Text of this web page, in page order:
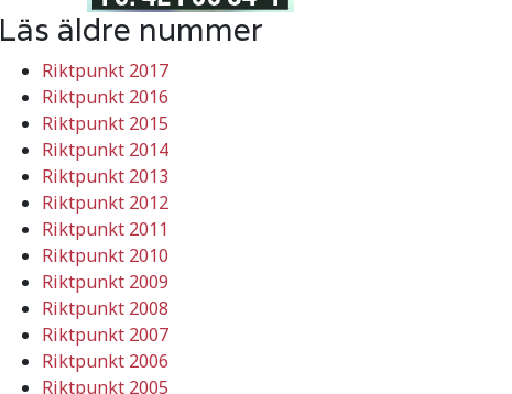
Läs äldre nummer
Riktpunkt 2017
Riktpunkt 2016
Riktpunkt 2015
Riktpunkt 2014
Riktpunkt 2013
Riktpunkt 2012
Riktpunkt 2011
Riktpunkt 2010
Riktpunkt 2009
Riktpunkt 2008
Riktpunkt 2007
Riktpunkt 2006
Riktpunkt 2005